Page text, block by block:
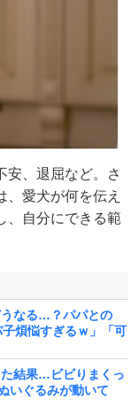
安、退屈など。さ
、愛犬が何を伝え
、自分にできる範
なる…？パパとの
煩悩すぎるｗ」「可
結果…ビビりまくっ
いぐるみが動いて